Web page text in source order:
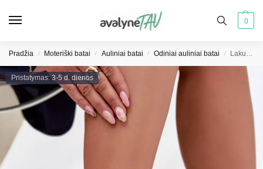
0
Pradžia / Moteriški batai / Auliniai batai / Odiniai auliniai batai / Lakuoti moteriški aulinukai iš natūralios odos, apšiltinti Artiker 57C0166 juodi
Pristatymas: 3-5 d. dienos